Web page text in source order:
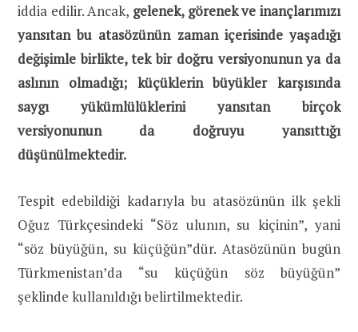
iddia edilir. Ancak, gelenek, görenek ve inançlarımızı
yansıtan bu atasözünün zaman içerisinde yaşadığı
değişimle birlikte, tek bir doğru versiyonunun ya da
aslının olmadığı; küçüklerin büyükler karşısında
saygı yükümlülüklerini yansıtan birçok
versiyonunun da doğruyu yansıttığı
düşünülmektedir.
Tespit edebildiği kadarıyla bu atasözünün ilk şekli
Oğuz Türkçesindeki “Söz ulunın, su kiçinin”, yani
“söz büyüğün, su küçüğün”dür. Atasözünün bugün
Türkmenistan’da “su küçüğün söz büyüğün”
şeklinde kullanıldığı belirtilmektedir.